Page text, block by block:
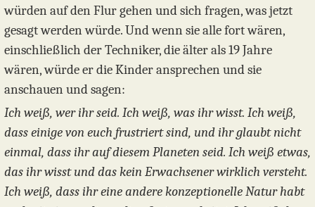
würden auf den Flur gehen und sich fragen, was jetzt
gesagt werden würde. Und wenn sie alle fort wären,
einschließlich der Techniker, die älter als 19 Jahre
wären, würde er die Kinder ansprechen und sie
anschauen und sagen:
Ich weiß, wer ihr seid. Ich weiß, was ihr wisst. Ich weiß,
dass einige von euch frustriert sind, und ihr glaubt nicht
einmal, dass ihr auf diesem Planeten seid. Ich weiß etwas,
das ihr wisst und das kein Erwachsener wirklich versteht.
Ich weiß, dass ihr eine andere konzeptionelle Natur habt